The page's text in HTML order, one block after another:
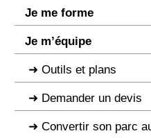
Je me forme
Je m’équipe
Outils et plans
Demander un devis
Convertir son parc